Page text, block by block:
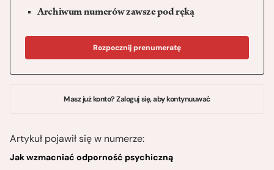
Archiwum numerów zawsze pod ręką
Rozpocznij prenumeratę
Masz już konto? Zaloguj się, aby kontynuuwać
Artykuł pojawił się w numerze:
Jak wzmacniać odporność psychiczną